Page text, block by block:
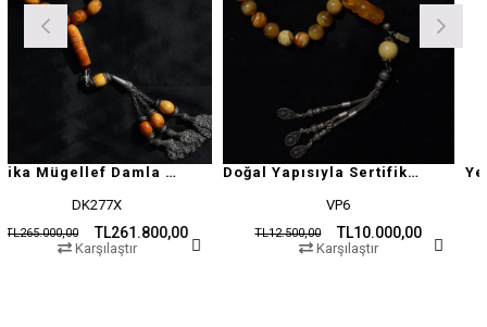
Antika Mügellef Damla Kehribar Tesbih
TL261.800,00
Doğal Yapısıyla Sertifikalı Damla Kehribar Tesbih
TL10.000,00
TL12.500,00
Karşılaştır